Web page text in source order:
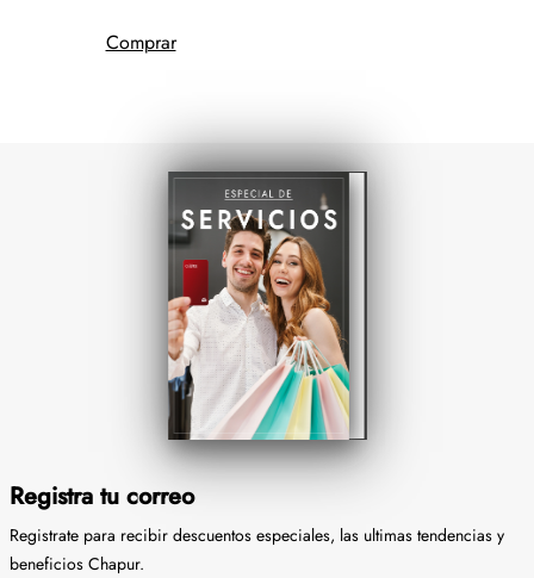
Comprar
Registra tu correo
Registrate para recibir descuentos especiales, las ultimas tendencias y
beneficios Chapur.